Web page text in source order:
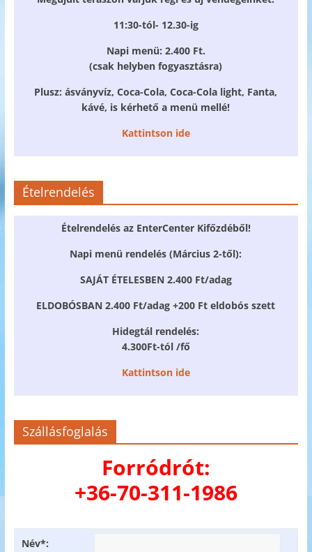
11:30-tól- 12.30-ig
Napi menü: 2.400 Ft.
(csak helyben fogyasztásra)
Plusz: ásványvíz, Coca-Cola, Coca-Cola light, Fanta,
kávé, is kérhető a menü mellé!
Kattintson ide
Ételrendelés
Ételrendelés az EnterCenter Kifőzdéből!
Napi menü rendelés (Március 2-től):
SAJÁT ÉTELESBEN 2.400 Ft/adag
ELDOBÓSBAN 2.400 Ft/adag +200 Ft eldobós szett
Hidegtál rendelés:
4.300Ft-tól /fő
Kattintson ide
Szállásfoglalás
Forródrót:
+36-70-311-1986
Név*: